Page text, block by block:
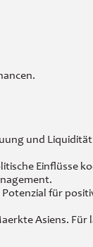
und
Einflüsse
für
Asiens.